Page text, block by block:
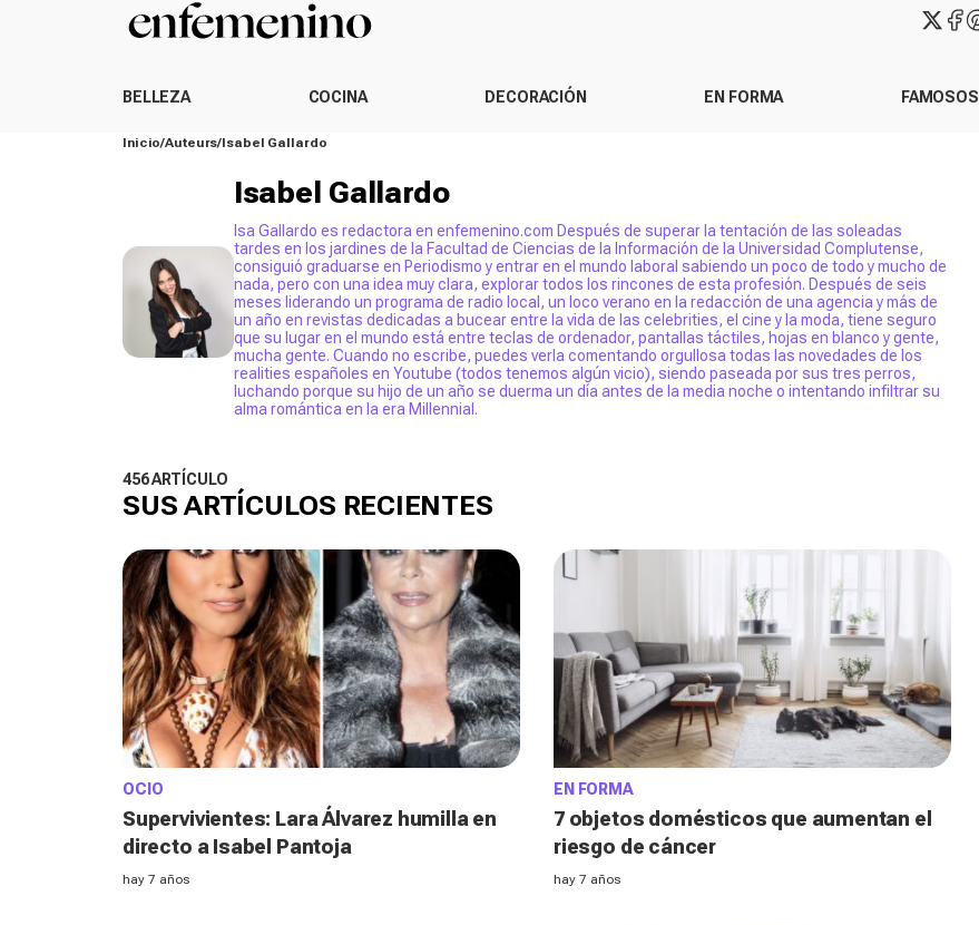
BELLEZA COCINA DECORACIÓN EN FORMA FAMOSOS
Inicio Auteurs Isabel Gallardo
Isabel Gallardo
Isa Gallardo es redactora en enfemenino.com Después de superar la tentación de las soleadas
tardes en los jardines de la Facultad de Ciencias de la Información de la Universidad Complutense,
consiguió graduarse en Periodismo y entrar en el mundo laboral sabiendo un poco de todo y mucho de
nada, pero con una idea muy clara, explorar todos los rincones de esta profesión. Después de seis
meses liderando un programa de radio local, un loco verano en la redacción de una agencia y más de
un año en revistas dedicadas a bucear entre la vida de las celebrities, el cine y la moda, tiene seguro
que su lugar en el mundo está entre teclas de ordenador, pantallas táctiles, hojas en blanco y gente,
mucha gente. Cuando no escribe, puedes verla comentando orgullosa todas las novedades de los
realities españoles en Youtube (todos tenemos algún vicio), siendo paseada por sus tres perros,
luchando porque su hijo de un año se duerma un día antes de la media noche o intentando infiltrar su
alma romántica en la era Millennial.
456 ARTÍCULO
SUS ARTÍCULOS RECIENTES
OCIO
Supervivientes: Lara Álvarez humilla en
directo a Isabel Pantoja
hay 7 años
EN FORMA
7 objetos domésticos que aumentan el
riesgo de cáncer
hay 7 años